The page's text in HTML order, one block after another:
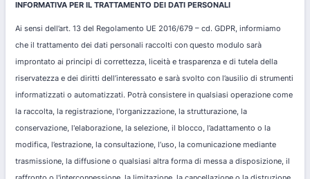
INFORMATIVA PER IL TRATTAMENTO DEI DATI PERSONALI
Ai sensi dell’art. 13 del Regolamento UE 2016/679 – cd. GDPR, informiamo
che il trattamento dei dati personali raccolti con questo modulo sarà
improntato ai principi di correttezza, liceità e trasparenza e di tutela della
riservatezza e dei diritti dell’interessato e sarà svolto con l’ausilio di strumenti
informatizzati o automatizzati. Potrà consistere in qualsiasi operazione come
la raccolta, la registrazione, l'organizzazione, la strutturazione, la
conservazione, l'elaborazione, la selezione, il blocco, l’adattamento o la
modifica, l’estrazione, la consultazione, l’uso, la comunicazione mediante
trasmissione, la diffusione o qualsiasi altra forma di messa a disposizione, il